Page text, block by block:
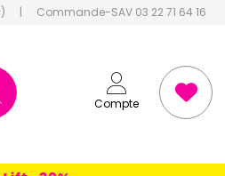
| Commande-SAV 03 22 71 64 16
Compte